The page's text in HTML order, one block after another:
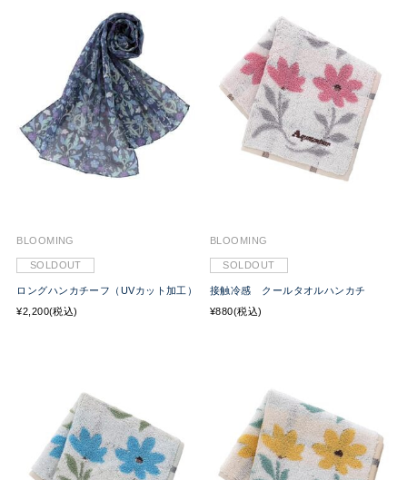
BLOOMING
SOLDOUT
ロングハンカチーフ（UVカット加工）
¥2,200(税込)
BLOOMING
SOLDOUT
接触冷感 クールタオルハンカチ
¥880(税込)